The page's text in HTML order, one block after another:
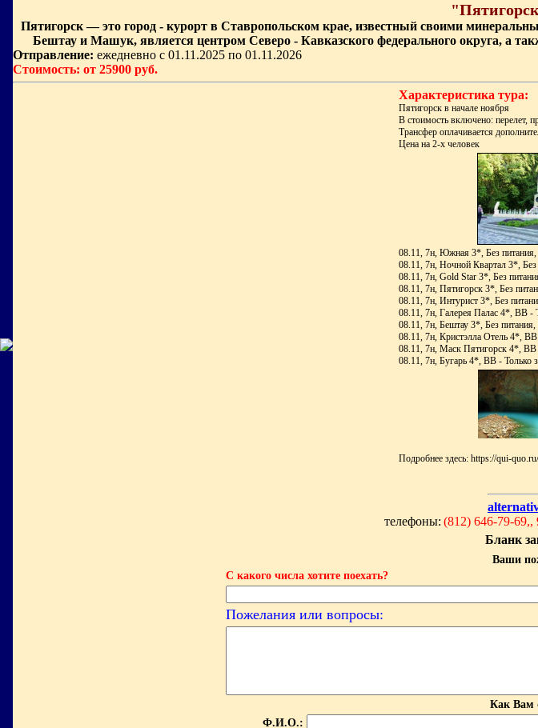
Пятигорск — это город - курорт в Ставропольском крае, известный своими
Бештау и Машук, является центром Северо - Кавказского федерального округа, а
Отправление: ежедневно с 01.11.2025 по 01.11.2026
Стоимость: от 25900 руб.
Характеристика тура:
Пятигорск в начале ноября
В стоимость включено: перелет,
Трансфер оплачивается
Цена на 2-х человек
08.11, 7н, Южная 3*, Без
08.11, 7н, Ночной Квартал 3*,
08.11, 7н, Gold Star 3*, Без
08.11, 7н, Пятигорск 3*, Без
08.11, 7н, Интурист 3*, Без
08.11, 7н, Галерея Палас 4*, BB -
08.11, 7н, Бештау 3*, Без
08.11, 7н, Кристэлла Отель 4*,
08.11, 7н, Маск Пятигорск 4*, BB
08.11, 7н, Бугарь 4*, BB - Только
Подробнее здесь: https://qui-
телефоны: (812) 646-79-69,,
Бланк
Ваши
С какого числа хотите поехать?
Пожелания или вопросы:
Как Вам
Ф.И.О.: